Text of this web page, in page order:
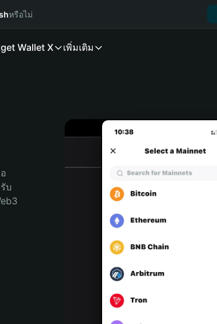
หรือไม่
Wallet X เพิ่มเติม
บ